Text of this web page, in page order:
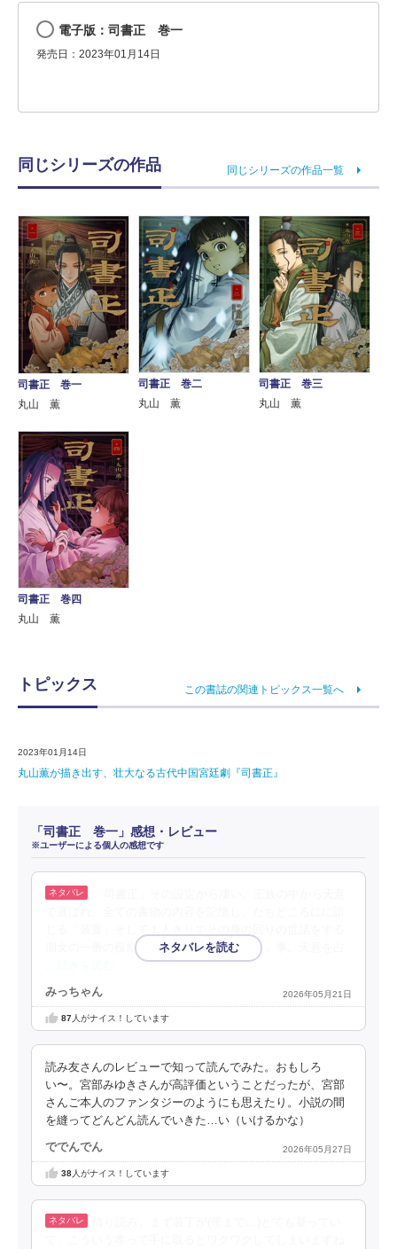
電子版：司書正 巻一
発売日：2023年01月14日
同じシリーズの作品 同じシリーズの作品一覧
司書正 巻一
丸山 薫
司書正 巻二
丸山 薫
司書正 巻三
丸山 薫
司書正 巻四
丸山 薫
トピックス この書誌の関連トピックス一覧へ
2023年01月14日
丸山薫が描き出す、壮大なる古代中国宮廷劇『司書正』
「司書正 巻一」感想・レビュー
※ユーザーによる個人の感想です
側女の一番の役割は「なるべく長く生かす」事。天意を占
みっちゃん 2026年05月21日
87人がナイス！しています
読み友さんのレビューで知って読んでみた。おもしろ
い〜。宮部みゆきさんが高評価ということだったが、宮部
さんご本人のファンタジーのようにも思えたり。小説の間
を縫ってどんどん読んでいきた…い（いけるかな）
ででんでん 2026年05月27日
38人がナイス！しています